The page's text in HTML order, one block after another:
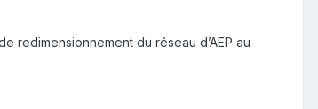
redimensionnement du réseau d’AEP au